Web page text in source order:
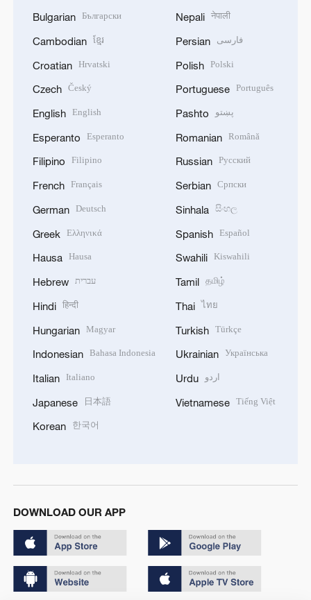
Bulgarian Български
Cambodian ខ្មែរ
Croatian Hrvatski
Czech Český
English English
Esperanto Esperanto
Filipino Filipino
French Français
German Deutsch
Greek Ελληνικά
Hausa Hausa
Hebrew עברית
Hindi हिन्दी
Hungarian Magyar
Indonesian Bahasa Indonesia
Italian Italiano
Japanese 日本語
Korean 한국어
Nepali नेपाली
Persian فارسی
Polish Polski
Portuguese Português
Pashto پښتو
Romanian Română
Russian Русский
Serbian Српски
Sinhala සිංහල
Spanish Español
Swahili Kiswahili
Tamil தமிழ்
Thai ไทย
Turkish Türkçe
Ukrainian Українська
Urdu اردو
Vietnamese Tiếng Việt
DOWNLOAD OUR APP